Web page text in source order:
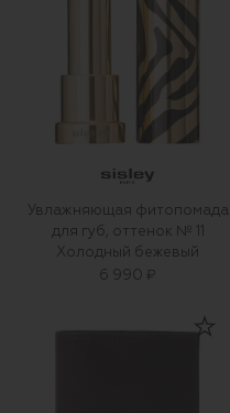
Увлажняющая фитопомада
для губ, оттенок № 11
Холодный бежевый
6 990 ₽